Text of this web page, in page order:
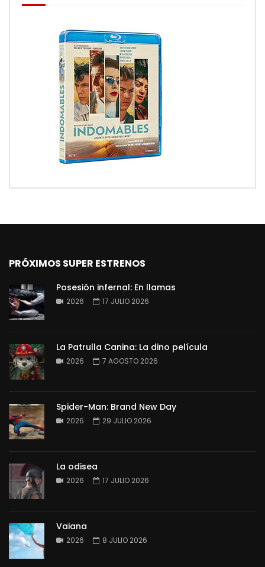
PRÓXIMOS SUPER ESTRENOS
Posesión infernal: En llamas
2026 17 JULIO 2026
La Patrulla Canina: La dino película
2026 7 AGOSTO 2026
Spider-Man: Brand New Day
2026 29 JULIO 2026
La odisea
2026 17 JULIO 2026
Vaiana
2026 8 JULIO 2026